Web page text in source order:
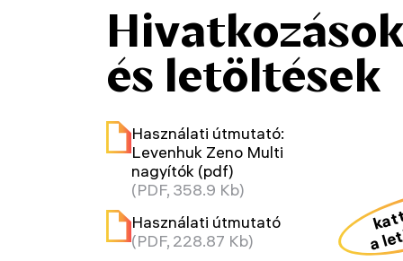
Hivatkozások
és letöltések
Használati útmutató:
Levenhuk Zeno Multi
nagyítók (pdf)
(PDF, 358.9 Kb)
Használati útmutató
(PDF, 228.87 Kb)
a